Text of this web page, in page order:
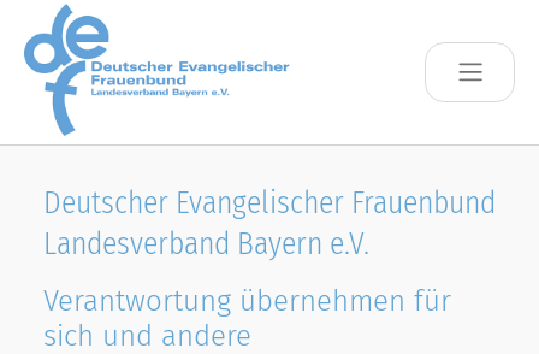
Skip to main content
Deutscher Evangelischer Frauenbund
Landesverband Bayern e.V.
Verantwortung übernehmen für
sich und andere